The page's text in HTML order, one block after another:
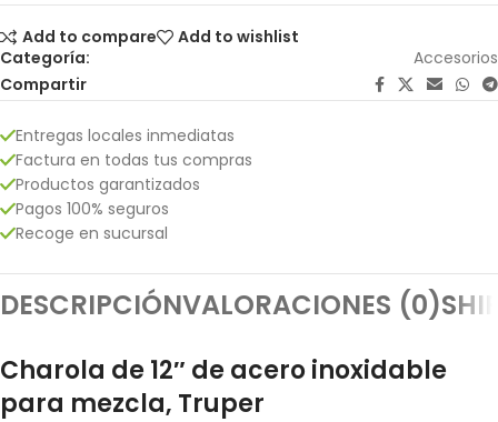
Add to compare
Add to wishlist
Categoría:
Accesorios
Compartir
Entregas locales inmediatas
Factura en todas tus compras
Productos garantizados
Pagos 100% seguros
Recoge en sucursal
DESCRIPCIÓNVALORACIONES (0)
Charola de 12″ de acero inoxidable
para mezcla, Truper